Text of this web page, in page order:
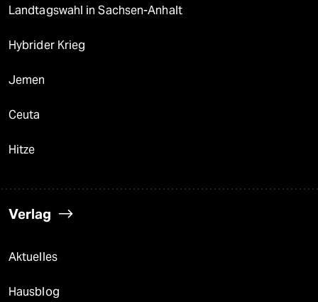
Landtagswahl in Sachsen-Anhalt
Hybrider Krieg
Jemen
Ceuta
Hitze
Verlag
Aktuelles
Hausblog